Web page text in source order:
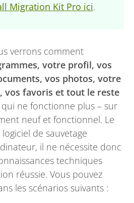
Migration Kit Pro ici.
verrons comment
votre profil, vos
vos photos, votre
vos favoris et tout le reste
qui ne fonctionne plus – sur
neuf et fonctionnel. Le
de sauvetage
il ne nécessite donc
techniques
réussie. Vous pouvez
les scénarios suivants :